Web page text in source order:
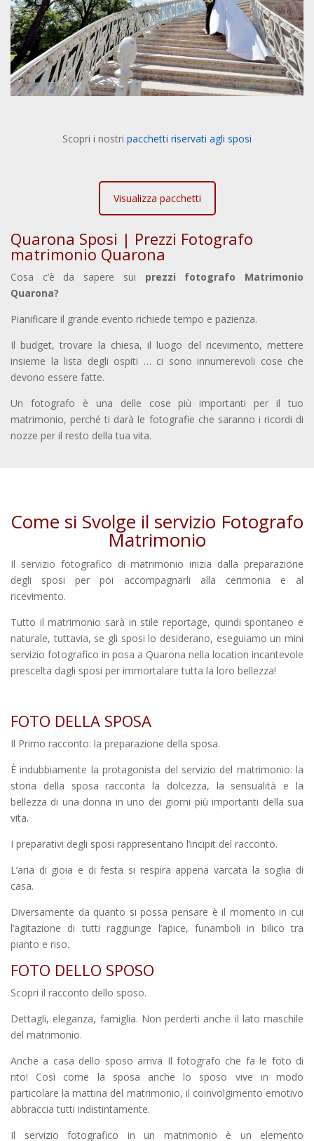
Scopri i nostri pacchetti riservati agli sposi
Visualizza pacchetti
Quarona Sposi | Prezzi Fotografo
matrimonio Quarona
Cosa c’è da sapere sui prezzi fotografo Matrimonio
Quarona?
Pianificare il grande evento richiede tempo e pazienza.
Il budget, trovare la chiesa, il luogo del ricevimento, mettere
insieme la lista degli ospiti … ci sono innumerevoli cose che
devono essere fatte.
Un fotografo è una delle cose più importanti per il tuo
matrimonio, perché ti darà le fotografie che saranno i ricordi di
nozze per il resto della tua vita.
Come si Svolge il servizio Fotografo
Matrimonio
Il servizio fotografico di matrimonio inizia dalla preparazione
degli sposi per poi accompagnarli alla cerimonia e al
ricevimento.
Tutto il matrimonio sarà in stile reportage, quindi spontaneo e
naturale, tuttavia, se gli sposi lo desiderano, eseguiamo un mini
servizio fotografico in posa a Quarona nella location incantevole
prescelta dagli sposi per immortalare tutta la loro bellezza!
FOTO DELLA SPOSA
Il Primo racconto: la preparazione della sposa.
È indubbiamente la protagonista del servizio del matrimonio: la
storia della sposa racconta la dolcezza, la sensualità e la
bellezza di una donna in uno dei giorni più importanti della sua
vita.
I preparativi degli sposi rappresentano l’incipit del racconto.
L’aria di gioia e di festa si respira appena varcata la soglia di
casa.
Diversamente da quanto si possa pensare è il momento in cui
l’agitazione di tutti raggiunge l’apice, funamboli in bilico tra
pianto e riso.
FOTO DELLO SPOSO
Scopri il racconto dello sposo.
Dettagli, eleganza, famiglia. Non perderti anche il lato maschile
del matrimonio.
Anche a casa dello sposo arriva Il fotografo che fa le foto di
rito! Così come la sposa anche lo sposo vive in modo
particolare la mattina del matrimonio, il coinvolgimento emotivo
abbraccia tutti indistintamente.
Il servizio fotografico in un matrimonio è un elemento